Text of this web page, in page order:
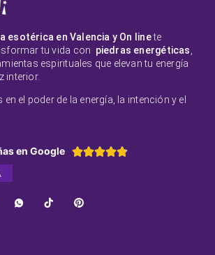
esotérica en Valencia y On linete
tu vida con piedras energéticas
espirituales que elevan tu energía
interior.
en el poder de la energía, la intención y el
en Google 